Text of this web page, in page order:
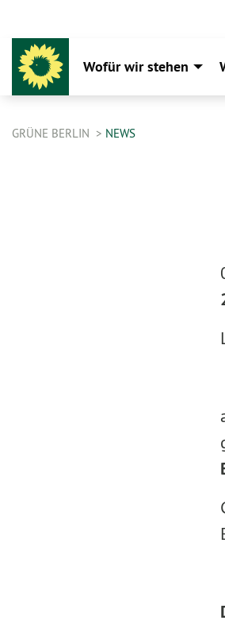
Wofür wir stehen
GRÜNE BERLIN NEWS